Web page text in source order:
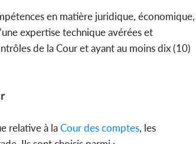
en matière juridique, économique,
expertise technique avérées et
de la Cour et ayant au moins dix (10)
relative à laCour des comptes, les